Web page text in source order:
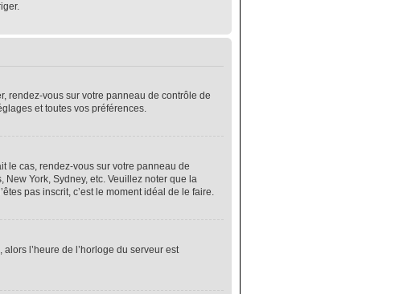
rendez-vous sur votre panneau de contrôle de
et toutes vos préférences.
le cas, rendez-vous sur votre panneau de
York, Sydney, etc. Veuillez noter que la
pas inscrit, c’est le moment idéal de le faire.
l’heure de l’horloge du serveur est